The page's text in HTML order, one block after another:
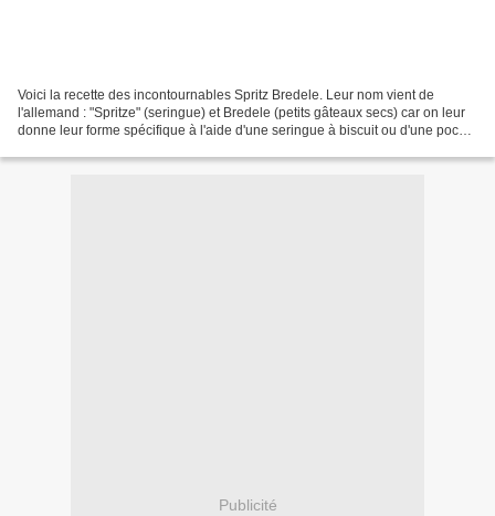
Voici la recette des incontournables Spritz Bredele. Leur nom vient de
l'allemand : "Spritze" (seringue) et Bredele (petits gâteaux secs) car on leur
donne leur forme spécifique à l'aide d'une seringue à biscuit ou d'une poche
Publicité